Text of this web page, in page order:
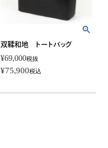
双鞣和地 トートバッグ
¥69,000税抜
¥75,900税込